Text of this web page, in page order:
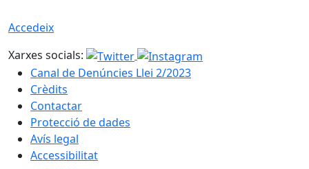
Accedeix
Xarxes socials:
Canal de Denúncies Llei 2/2023
Crèdits
Contactar
Protecció de dades
Avís legal
Accessibilitat